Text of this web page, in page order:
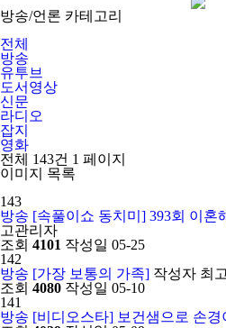
방송/언론 카테고리
전체
방송
유투브
도서영상
신문
라디오
잡지
영화
전체 143건 1 페이지
이미지 목록
143
방송 [속풀이쇼 동치미] 393회 이혼
고관리자
조회 4101 작성일 05-25
142
방송 [가장 보통의 가족] 작성자 최
조회 4080 작성일 05-10
141
방송 [비디오스타] 보건샘으로 손경